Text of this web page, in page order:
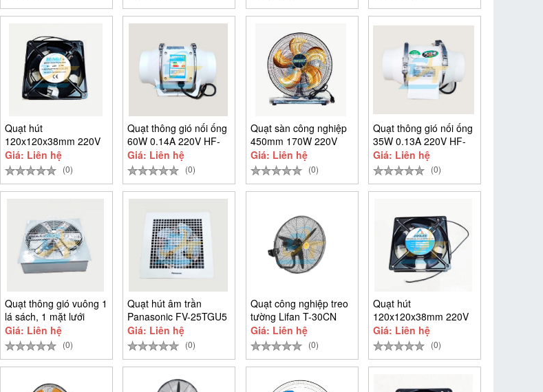
Quạt hút
120x120x38mm 220V
Runda AC12038S220H
Giá: Liên hệ
(0)
Quạt thông gió nối ống
60W 0.14A 220V HF-
125
Giá: Liên hệ
(0)
Quạt sàn công nghiệp
450mm 170W 220V
Omysu OMF-45
Giá: Liên hệ
(0)
Quạt thông gió nối ống
35W 0.13A 220V HF-
100
Giá: Liên hệ
(0)
Quạt thông gió vuông 1
lá sách, 1 mặt lưới
600x600mm
Giá: Liên hệ
(0)
Quạt hút âm trần
Panasonic FV-25TGU5
Giá: Liên hệ
(0)
Quạt công nghiệp treo
tường Lifan T-30CN
Giá: Liên hệ
(0)
Quạt hút
120x120x38mm 220V
Lunan AF2123XSL
Giá: Liên hệ
(0)